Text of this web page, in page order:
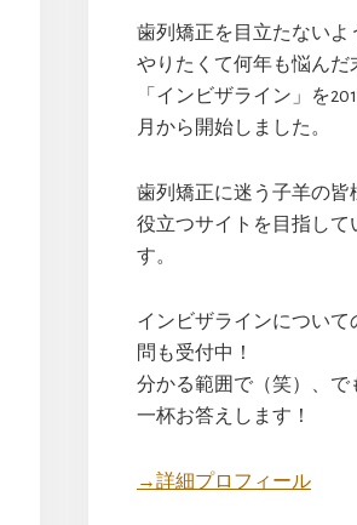
歯列矯正を目立たないよ
やりたくて何年も悩んだ
「インビザライン」を
月から開始しました。
歯列矯正に迷う子羊の皆
役立つサイトを目指して
す。
インビザラインについて
問も受付中！
分かる範囲で（笑）、で
一杯お答えします！
→詳細プロフィール